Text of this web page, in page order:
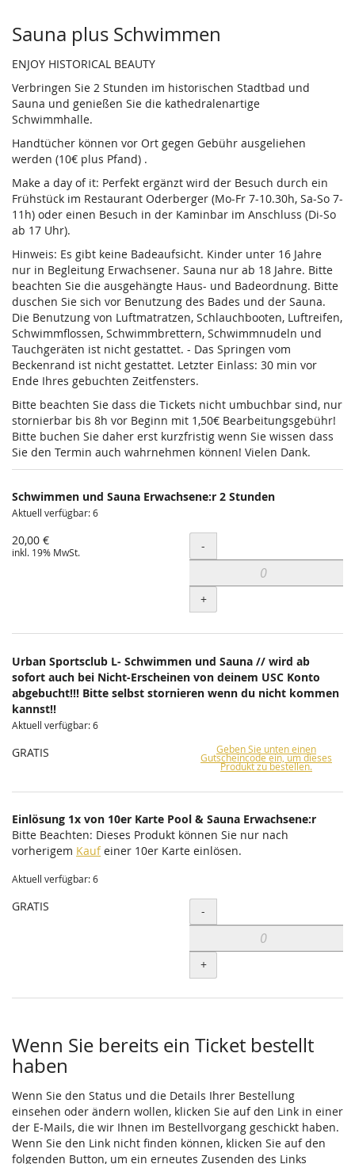
Sauna plus Schwimmen
ENJOY HISTORICAL BEAUTY
Verbringen Sie 2 Stunden im historischen Stadtbad und
Sauna und genießen Sie die kathedralenartige
Schwimmhalle.
Handtücher können vor Ort gegen Gebühr ausgeliehen
werden (10€ plus Pfand) .
Make a day of it: Perfekt ergänzt wird der Besuch durch ein
Frühstück im Restaurant Oderberger (Mo-Fr 7-10.30h, Sa-So 7-
11h) oder einen Besuch in der Kaminbar im Anschluss (Di-So
ab 17 Uhr).
Hinweis: Es gibt keine Badeaufsicht. Kinder unter 16 Jahre
nur in Begleitung Erwachsener. Sauna nur ab 18 Jahre. Bitte
beachten Sie die ausgehängte Haus- und Badeordnung. Bitte
duschen Sie sich vor Benutzung des Bades und der Sauna.
Die Benutzung von Luftmatratzen, Schlauchbooten, Luftreifen,
Schwimmflossen, Schwimmbrettern, Schwimmnudeln und
Tauchgeräten ist nicht gestattet. - Das Springen vom
Beckenrand ist nicht gestattet. Letzter Einlass: 30 min vor
Ende Ihres gebuchten Zeitfensters.
Bitte beachten Sie dass die Tickets nicht umbuchbar sind, nur
stornierbar bis 8h vor Beginn mit 1,50€ Bearbeitungsgebühr!
Bitte buchen Sie daher erst kurzfristig wenn Sie wissen dass
Sie den Termin auch wahrnehmen können! Vielen Dank.
Schwimmen und Sauna Erwachsene:r 2 Stunden
Aktuell verfügbar: 6
20,00 €
inkl. 19% MwSt. Menge
-
+
Urban Sportsclub L- Schwimmen und Sauna // wird ab
sofort auch bei Nicht-Erscheinen von deinem USC Konto
abgebucht!!! Bitte selbst stornieren wenn du nicht kommen
kannst!!
Aktuell verfügbar: 6
GRATIS Geben Sie unten einen
Gutscheincode ein, um dieses
Produkt zu bestellen.
Einlösung 1x von 10er Karte Pool & Sauna Erwachsene:r
Bitte Beachten: Dieses Produkt können Sie nur nach
vorherigem Kaufeiner 10er Karte einlösen.
Aktuell verfügbar: 6
GRATIS Menge
-
+
Wenn Sie bereits ein Ticket bestellt
haben
Wenn Sie den Status und die Details Ihrer Bestellung
einsehen oder ändern wollen, klicken Sie auf den Link in einer
der E-Mails, die wir Ihnen im Bestellvorgang geschickt haben.
Wenn Sie den Link nicht finden können, klicken Sie auf den
folgenden Button, um ein erneutes Zusenden des Links